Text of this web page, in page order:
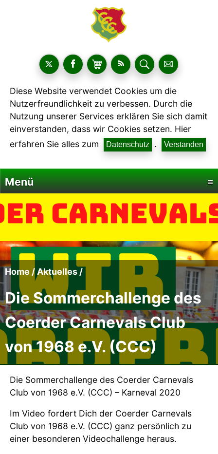
Diese Website verwendet Cookies um die
Nutzerfreundlichkeit zu verbessen. Durch die
Nutzung unserer Services erklären Sie sich damit
einverstanden, dass wir Cookies setzen. Hier
erfahren Sie alles zum
Datenschutz . Verstanden
Menü ≡
Startseite
Termine
Fotoalben
Videos
Mitmachen
Pressearchiv
Impressum
Home / Aktuelles /
Die Sommerchallenge des
Coerder Carnevals Club
von 1968 e.V. (CCC)
Die Sommerchallenge des Coerder Carnevals
Club von 1968 e.V. (CCC) – Karneval 2020
Im Video fordert Dich der Coerder Carnevals
Club von 1968 e.V. (CCC) ganz persönlich zu
einer besonderen Videochallenge heraus.